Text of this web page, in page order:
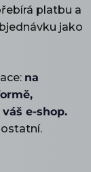
platbu a
jako
na
e-shop.